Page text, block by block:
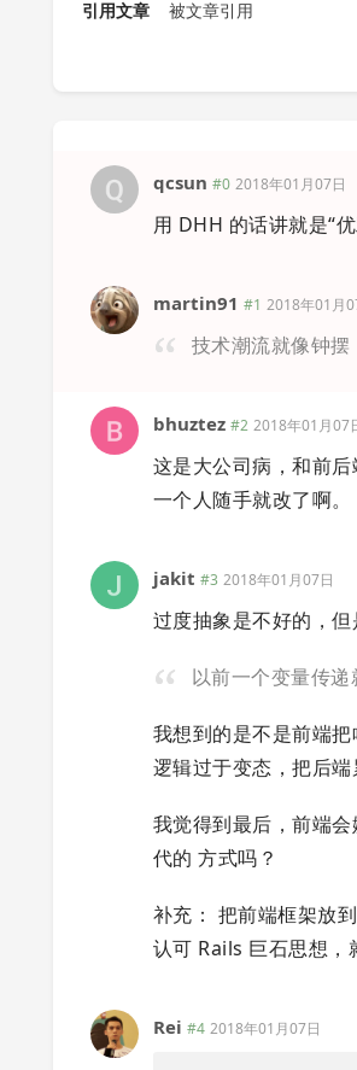
引用文章 被文章引用
qcsun #0 2018年01月07日
用 DHH 的话讲就是“
martin91 #1 2018年01月
技术潮流就像钟摆
bhuztez #2 2018年01月07
这是大公司病，和前
一个人随手就改了啊。
jakit #3 2018年01月07日
过度抽象是不好的，但
以前一个变量传
我想到的是不是前端
逻辑过于变态，把后端
我觉得到最后，前端
代的 方式吗？
补充： 把前端框架放
认可 Rails 巨石思想，
Rei #4 2018年01月07日